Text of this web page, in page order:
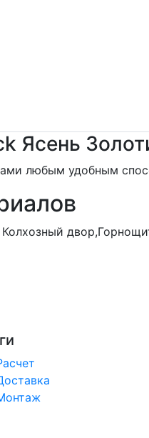
Ясень
любым удобным